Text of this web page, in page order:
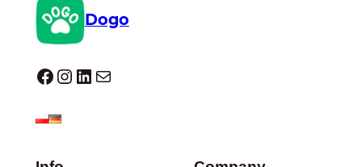
Dogo
Dogo facebook InstagramLinkedIn Correo electrónico